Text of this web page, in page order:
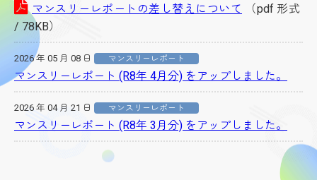
マンスリーレポートの差し替えについて （pdf 形式
/ 78KB）
2026 年 05 月 08 日 マンスリーレポート
マンスリーレポート (R8年 4月分) をアップしました。
2026 年 04 月 21 日 マンスリーレポート
マンスリーレポート (R8年 3月分) をアップしました。